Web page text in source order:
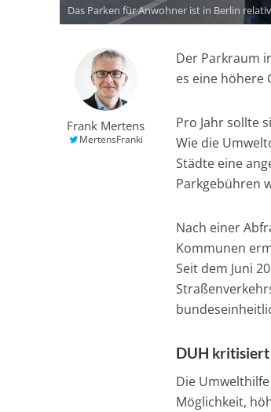
Das Parken für Anwohner ist in Berlin
Frank Mertens
MertensFranki
Der Parkraum
es eine höhere
Pro Jahr sollte
Wie die
Städte eine
Parkgebühren
Nach einer
Kommunen
Seit dem Juni
DUH
Die
Möglichkeit,